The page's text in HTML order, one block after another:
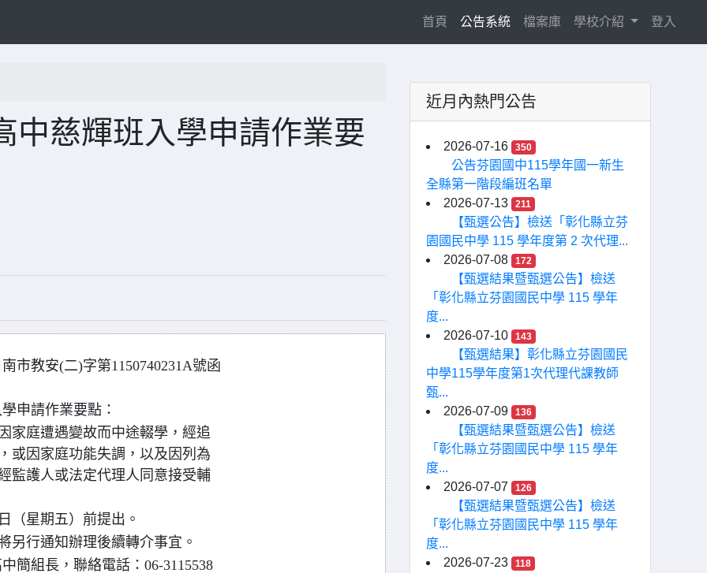
首頁 (current)
公告系統 檔案庫 學校介紹 登入
中慈輝班入學申請作業要
市教安(二)字第1150740231A號函
申請作業要點：
家庭遭遇變故而中途輟學，經追
或因家庭功能失調，以及因列為
監護人或法定代理人同意接受輔
（星期五）前提出。
另行通知辦理後續轉介事宜。
簡組長，聯絡電話：06-3115538
近月內熱門公告
2026-07-16 350
公告芬園國中115學年國一新生
全縣第一階段編班名單
2026-07-13
211
【甄選公告】檢送「彰化縣立芬
園國民中學 115 學年度第 2 次代理...
2026-07-08
172
【甄選結果暨甄選公告】檢送
「彰化縣立芬園國民中學 115 學年
度...
2026-07-10
143
【甄選結果】彰化縣立芬園國民
中學115學年度第1次代理代課教師
甄...
2026-07-09
136
【甄選結果暨甄選公告】檢送
「彰化縣立芬園國民中學 115 學年
度...
2026-07-07
126
【甄選結果暨甄選公告】檢送
「彰化縣立芬園國民中學 115 學年
度...
2026-07-23
118